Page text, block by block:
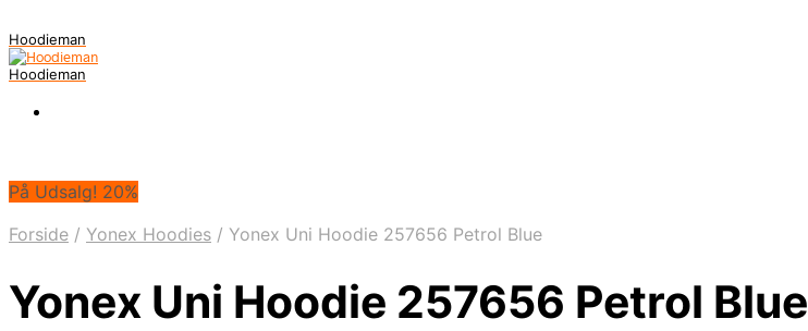
Hoodieman
Hoodieman
På Udsalg! 20%
Forside / Yonex Hoodies / Yonex Uni Hoodie 257656 Petrol Blue
Yonex Uni Hoodie 257656 Petrol Blue